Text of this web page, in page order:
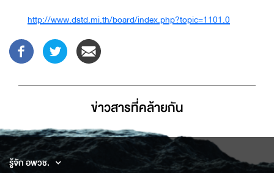
http://www.dstd.mi.th/board/index.php?topic=1101.0
ข่าวสารที่่คล้ายกัน
รู้จัก อพวช.